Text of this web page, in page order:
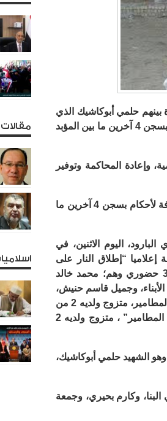
إعدام 8 مواطنين بالبحيرة بينهم حلمي أبوكاشيك الذي
تم اغتياله على يد مليشيات الإنقلاب في مايو الماضي، إضافة لأحكام بسجن 4 آخرين ما بين المؤبد
وإعادة المحاكمة وتوفير
وكانت محكمة جنايات دمنهور قضت بإعدام 8 مواطنين بالبحيرة إضافة لأحكام بسجن 4 آخرين ما
البارود، اليوم الاثنين، في
المعروفة إعلاميا “إطلاق النار على
قسم شرطة أبوالمطامير”، بإعدام 8 من أهالي أبوالمطامير بينهم 3 حضوري وهم؛ محمد خالد
حرة، قرية تروجه “أبوالمطامير”، متزوج ولديه 4 من الأبناء، وجميل قاسم حنيش،
موظف بالجمعية الشرعية بأبوالمطامير، مقيم قرية شرارة مركز أبوالمطامير، متزوج ولديه 2 من
الأبناء، ومحمد السبع، أعمال حرة، مقيم جناكليس قرية التحرير “أبو المطامير” ، متزوج ولديه 2
وهو الشهيد حلمي أبوكاشيك،
وهم الشافعي البنا، وكارم بحيري، وجمعة
مقالات